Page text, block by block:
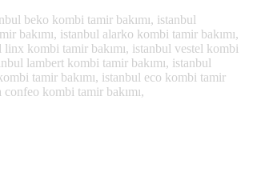
beko kombi tamir bakımı, istanbul
bakımı, istanbul alarko kombi tamir bakımı,
kombi tamir bakımı, istanbul vestel kombi
lambert kombi tamir bakımı, istanbul
tamir bakımı, istanbul eco kombi tamir
kombi tamir bakımı,